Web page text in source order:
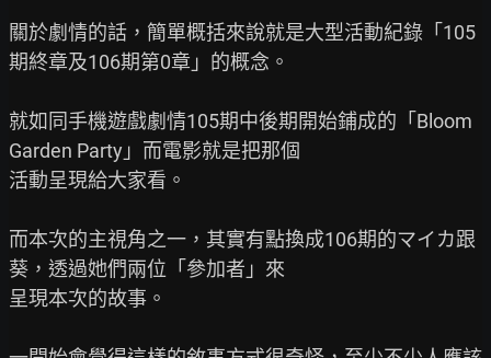
關於劇情的話，簡單概括來說就是大型活動紀錄「105
期終章及106期第0章」的概念。
就如同手機遊戲劇情105期中後期開始鋪成的「Bloom
Garden Party」而電影就是把那個
活動呈現給大家看。
而本次的主視角之一，其實有點換成106期的マイカ跟
葵，透過她們兩位「參加者」來
呈現本次的故事。